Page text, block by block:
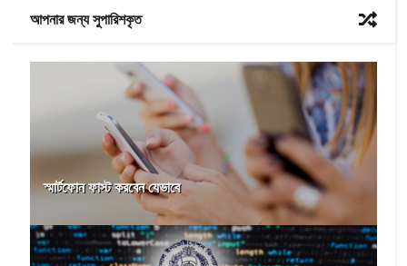
আপনার জন্য সুপারিশকৃত
স্মার্টফোন ফাস্ট করবেন যেভাবে